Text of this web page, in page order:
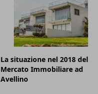
La situazione nel 2018 del
Mercato Immobiliare ad
Avellino